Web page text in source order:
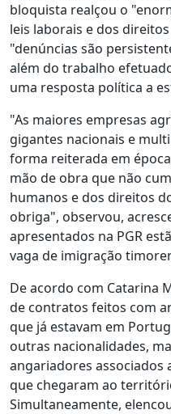
bloquista realçou o
leis laborais e dos
"denúncias são
além do trabalho
uma resposta política a
"As maiores empresas
gigantes nacionais e
forma reiterada em
mão de obra que não
humanos e dos direitos
obriga", observou,
apresentados na PGR
vaga de imigração
De acordo com Catarina
de contratos feitos com
que já estavam em
outras nacionalidades,
angariadores associados
que chegaram ao
Simultaneamente,